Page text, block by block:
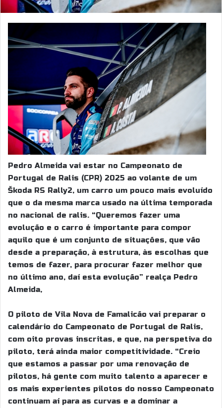
Pedro Almeida vai estar no Campeonato de
Portugal de Ralis (CPR) 2025 ao volante de um
Škoda RS Rally2, um carro um pouco mais evoluído
que o da mesma marca usado na última temporada
no nacional de ralis. “Queremos fazer uma
evolução e o carro é importante para compor
aquilo que é um conjunto de situações, que vão
desde a preparação, à estrutura, às escolhas que
temos de fazer, para procurar fazer melhor que
no último ano, daí esta evolução” realça Pedro
Almeida,
O piloto de Vila Nova de Famalicão vai preparar o
calendário do Campeonato de Portugal de Ralis,
com oito provas inscritas, e que, na perspetiva do
piloto, terá ainda maior competitividade. “Creio
que estamos a passar por uma renovação de
pilotos, há gente com muito talento a aparecer e
os mais experientes pilotos do nosso Campeonato
continuam aí para as curvas e a dominar a